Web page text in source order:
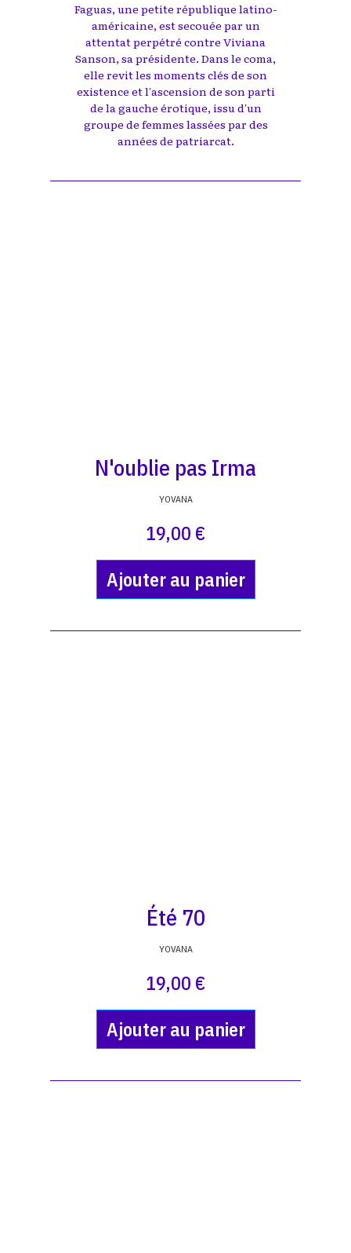
Faguas, une petite république latino-
américaine, est secouée par un
attentat perpétré contre Viviana
Sanson, sa présidente. Dans le coma,
elle revit les moments clés de son
existence et l'ascension de son parti
de la gauche érotique, issu d'un
groupe de femmes lassées par des
années de patriarcat.
N'oublie pas Irma
YOVANA
19,00 €
Ajouter au panier
Été 70
YOVANA
19,00 €
Ajouter au panier